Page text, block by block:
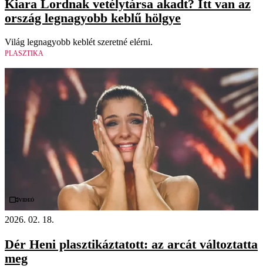
Kiara Lordnak vetélytársa akadt? Itt van az
ország legnagyobb keblű hölgye
Világ legnagyobb keblét szeretné elérni.
PLASZTIKA
Videó
2026. 02. 18.
Dér Heni plasztikáztatott: az arcát változtatta
meg